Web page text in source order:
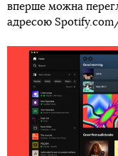
вперше можна
адресою